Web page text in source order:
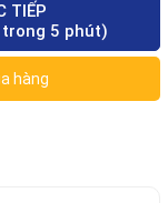
TIẾP
trong 5 phút)
hàng